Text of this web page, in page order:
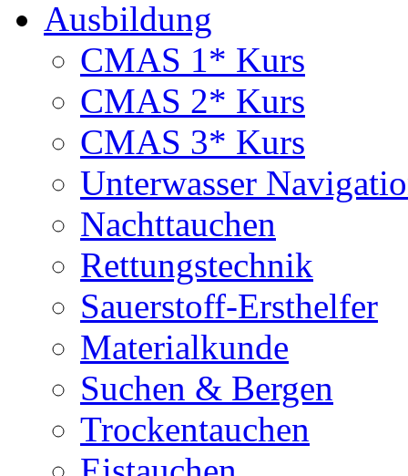
Ausbildung
CMAS 1* Kurs
CMAS 2* Kurs
CMAS 3* Kurs
Unterwasser
Nachttauchen
Rettungstechnik
Sauerstoff-Ersthelfer
Materialkunde
Suchen & Bergen
Trockentauchen